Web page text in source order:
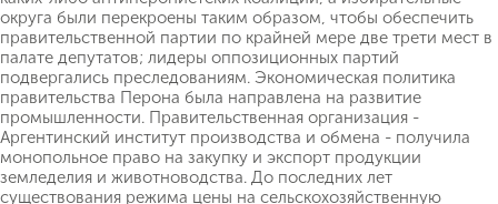
округа были перекроены таким образом, чтобы обеспечить
правительственной партии по крайней мере две трети мест в
палате депутатов; лидеры оппозиционных партий
подвергались преследованиям. Экономическая политика
правительства Перона была направлена на развитие
промышленности. Правительственная организация -
Аргентинский институт производства и обмена - получила
монопольное право на закупку и экспорт продукции
земледелия и животноводства. До последних лет
существования режима цены на сельскохозяйственную